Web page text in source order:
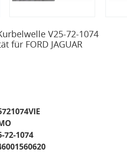
V25-72-1074
für FORD JAGUAR
72-1074